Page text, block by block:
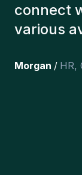
people
here,
the team.